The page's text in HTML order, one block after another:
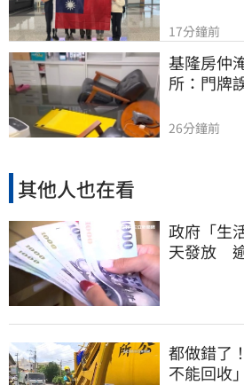
17分鐘前
基隆房仲
所：門牌
26分鐘前
其他人也在看
政府「生
天發放
都做錯了
不能回收